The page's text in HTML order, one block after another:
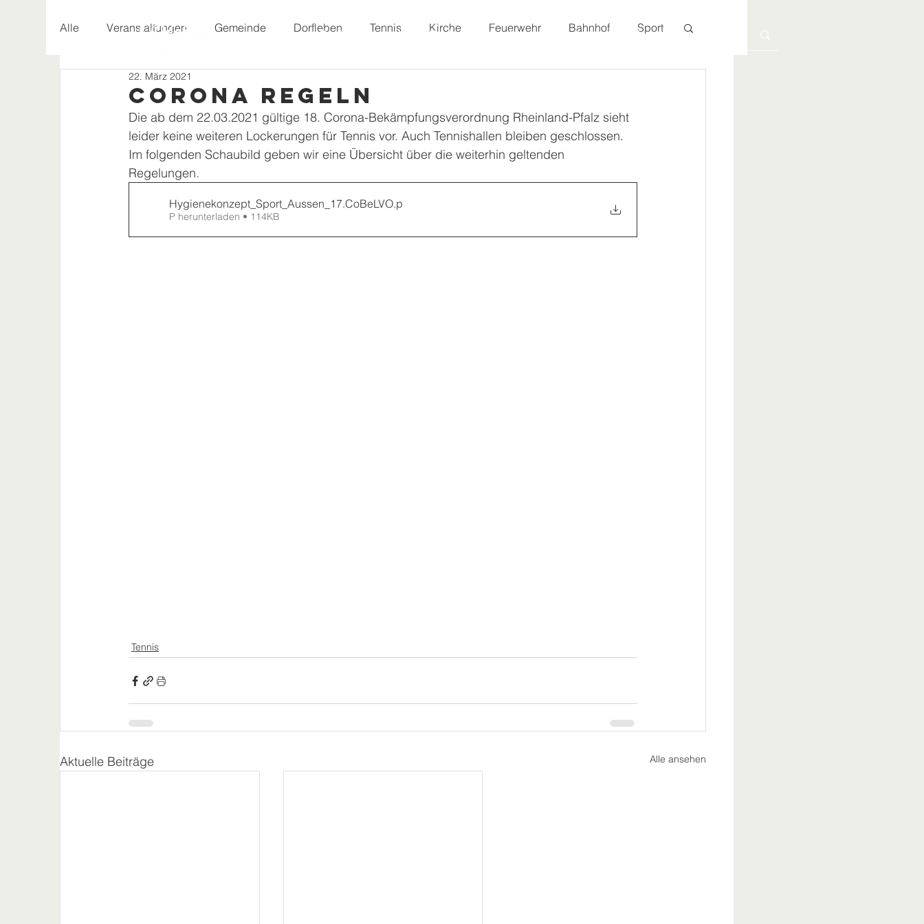
Dorffunk Unser Dorf Vereine Freizeit Kontakt
Alle Veranstaltungen Gemeinde Dorfleben Tennis Kirche Feuerwehr Bahnhof Sport
GeschichteCorona Regeln
22. März 2021
Die ab dem 22.03.2021 gültige 18. Corona-Bekämpfungsverordnung Rheinland-Pfalz sieht
leider keine weiteren Lockerungen für Tennis vor. Auch Tennishallen bleiben geschlossen.
Im folgenden Schaubild geben wir eine Übersicht über die weiterhin geltenden
Regelungen.
Hygienekonzept_Sport_Aussen_17.CoBeLVO.p
P herunterladen • 114KB
Tennis
Aktuelle Beiträge Alle ansehen